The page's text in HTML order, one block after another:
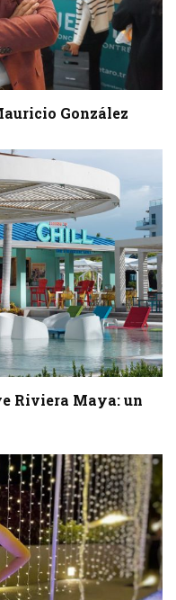
González
Riviera Maya: un